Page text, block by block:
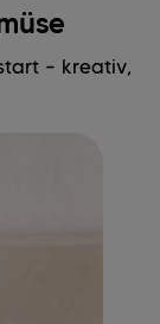
– kreativ,